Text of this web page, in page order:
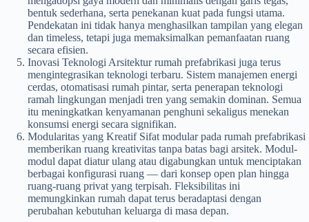
bentuk sederhana, serta penekanan kuat pada fungsi utama.
Pendekatan ini tidak hanya menghasilkan tampilan yang elegan
dan timeless, tetapi juga memaksimalkan pemanfaatan ruang
secara efisien.
Inovasi Teknologi Arsitektur rumah prefabrikasi juga terus
mengintegrasikan teknologi terbaru. Sistem manajemen energi
cerdas, otomatisasi rumah pintar, serta penerapan teknologi
ramah lingkungan menjadi tren yang semakin dominan. Semua
itu meningkatkan kenyamanan penghuni sekaligus menekan
konsumsi energi secara signifikan.
Modularitas yang Kreatif Sifat modular pada rumah prefabrikasi
memberikan ruang kreativitas tanpa batas bagi arsitek. Modul-
modul dapat diatur ulang atau digabungkan untuk menciptakan
berbagai konfigurasi ruang — dari konsep open plan hingga
ruang-ruang privat yang terpisah. Fleksibilitas ini
memungkinkan rumah dapat terus beradaptasi dengan
perubahan kebutuhan keluarga di masa depan.